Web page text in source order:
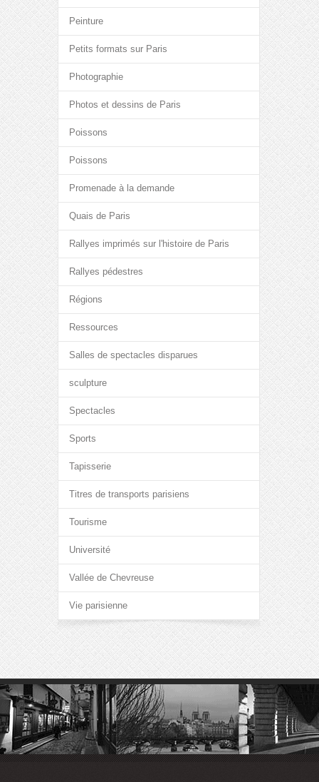
Peinture
Petits formats sur Paris
Photographie
Photos et dessins de Paris
Poissons
Poissons
Promenade à la demande
Quais de Paris
Rallyes imprimés sur l'histoire de Paris
Rallyes pédestres
Régions
Ressources
Salles de spectacles disparues
sculpture
Spectacles
Sports
Tapisserie
Titres de transports parisiens
Tourisme
Université
Vallée de Chevreuse
Vie parisienne